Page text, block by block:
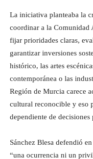
La iniciativa planteaba la
coordinar a la Comunidad
fijar prioridades claras,
garantizar inversiones
histórico, las artes
contemporánea o las
Región de Murcia carece
cultural reconocible y eso
dependiente de
Sánchez Blesa defendió
“una ocurrencia ni un